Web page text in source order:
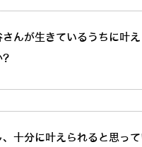
さんが生きているうちに叶
?
、十分に叶えられると思っ